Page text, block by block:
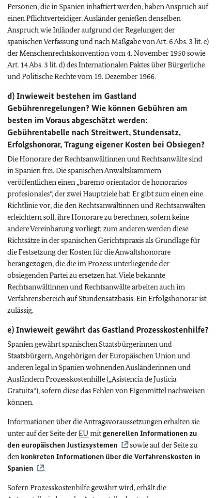
Personen, die in Spanien inhaftiert werden, haben Anspruch auf
einen Pflichtverteidiger. Ausländer genießen denselben
Anspruch wie Inländer aufgrund der Regelungen der
spanischen Verfassung und nach Maßgabe von Art. 6 Abs. 3 lit. e)
der Menschenrechtskonvention vom 4. November 1950 sowie
Art. 14 Abs. 3 lit. d) des Internationalen Paktes über Bürgerliche
und Politische Rechte vom 19. Dezember 1966.
d) Inwieweit bestehen im Gastland
Gebührenregelungen? Wie können Gebühren am
besten im Voraus abgeschätzt werden:
Gebührentabelle nach Streitwert, Stundensatz,
Erfolgshonorar, Tragung eigener Kosten bei Obsiegen?
Die Honorare der Rechtsanwältinnen und Rechtsanwälte sind
in Spanien frei. Die spanischen Anwaltskammern
veröffentlichen einen „baremo orientador de honorarios
profesionales“, der zwei Hauptziele hat: Er gibt zum einen eine
Richtlinie vor, die den Rechtsanwältinnen und Rechtsanwälten
erleichtern soll, ihre Honorare zu berechnen, sofern keine
andere Vereinbarung vorliegt; zum anderen werden diese
Richtsätze in der spanischen Gerichtspraxis als Grundlage für
die Festsetzung der Kosten für die Anwaltshonorare
herangezogen, die die im Prozess unterliegende der
obsiegenden Partei zu ersetzen hat. Viele bekannte
Rechtsanwältinnen und Rechtsanwälte arbeiten auch im
Verfahrensbereich auf Stundensatzbasis. Ein Erfolgshonorar ist
zulässig.
e) Inwieweit gewährt das Gastland Prozesskostenhilfe?
Spanien gewährt spanischen Staatsbürgerinnen und
Staatsbürgern, Angehörigen der Europäischen Union und
anderen legal in Spanien wohnenden Ausländerinnen und
Ausländern Prozesskostenhilfe („Asistencia de Justicia
Gratuita“), sofern diese das Fehlen von Eigenmittel nachweisen
können.
Informationen über die Antragsvoraussetzungen erhalten sie
unter auf der Seite derEU mitgenerellen Informationen zu
den europäischen Justizsystemen
sowie auf der Seite zu
den konkreten Informationen über die Verfahrenskosten in
Spanien
.
Sofern Prozesskostenhilfe gewährt wird, erhält die